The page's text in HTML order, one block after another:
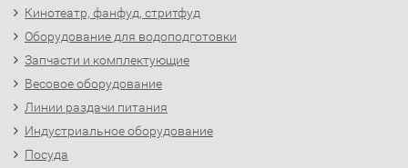
Кинотеатр, фанфуд, стритфуд
Оборудование для водоподготовки
Запчасти и комплектующие
Весовое оборудование
Линии раздачи питания
Индустриальное оборудование
Посуда